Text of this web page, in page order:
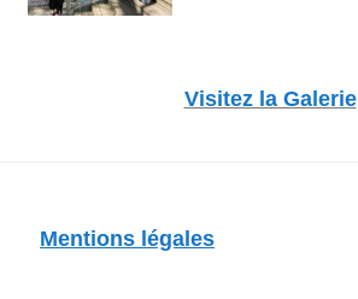
Visitez la Galerie
Mentions légales